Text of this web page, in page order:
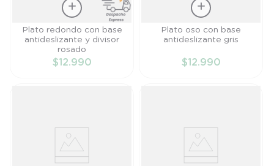
Talla
Plato redondo con base
antideslizante y divisor
rosado
$12.990
TallaPlato oso con base
antideslizante gris
$12.990